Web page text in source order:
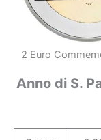
2 Euro
Anno di S.